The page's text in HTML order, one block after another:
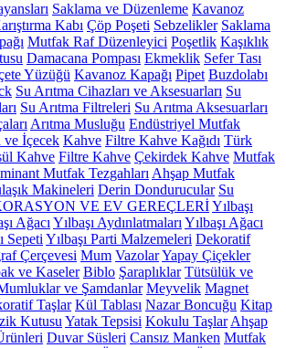
Saklama ve Düzenleme Kavanoz
Kabı Çöp Poşeti Sebzelikler Saklama
Mutfak Raf Düzenleyici Poşetlik Kaşıklık
Damacana Pompası Ekmeklik Sefer Tası
Yüzüğü Kavanoz Kapağı Pipet Buzdolabı
Su Arıtma Cihazları ve Aksesuarları Su
Su Arıtma Filtreleri Su Arıtma Aksesuarları
Arıtma Musluğu Endüstriyel Mutfak
ve İçecek Kahve Filtre Kahve Kağıdı Türk
Kahve Filtre Kahve Çekirdek Kahve Mutfak
Mutfak Tezgahları Ahşap Mutfak
Makineleri Derin Dondurucular Su
VE EV GEREÇLERİYılbaşı
Ağacı Yılbaşı Aydınlatmaları Yılbaşı Ağacı
Sepeti Yılbaşı Parti Malzemeleri Dekoratif
Çerçevesi Mum VazolarYapay Çiçekler
ve Kaseler Biblo Şaraplıklar Tütsülük ve
ve Şamdanlar Meyvelik Magnet
Taşlar Kül Tablası Nazar Boncuğu Kitap
Kutusu Yatak Tepsisi Kokulu Taşlar Ahşap
Duvar Süsleri Cansız Manken Mutfak